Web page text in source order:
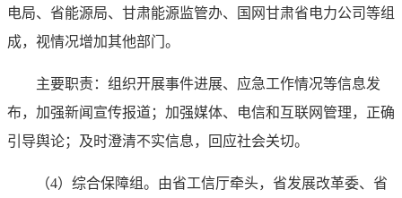
电局、省能源局、甘肃能源监管办、国网甘肃省电力公司等组
成，视情况增加其他部门。
主要职责：组织开展事件进展、应急工作情况等信息发
布，加强新闻宣传报道；加强媒体、电信和互联网管理，正确
引导舆论；及时澄清不实信息，回应社会关切。
（4）综合保障组。由省工信厅牵头，省发展改革委、省